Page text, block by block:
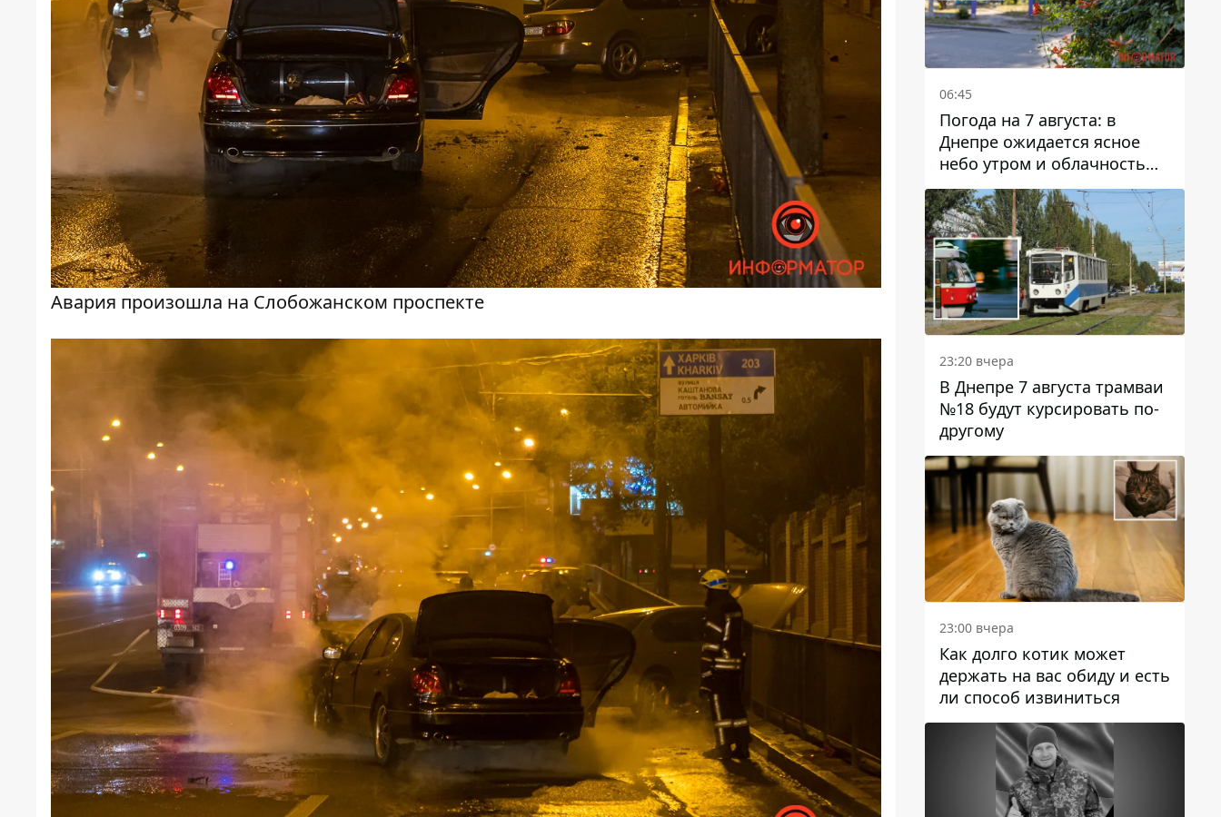
Авария произошла на Слобожанском проспекте
06:45
Погода на 7 августа: в
Днепре ожидается ясное
небо утром и облачность
после обеда
23:20 вчера
В Днепре 7 августа трамваи
№18 будут курсировать по-
другому
23:00 вчера
Как долго котик может
держать на вас обиду и есть
ли способ извиниться